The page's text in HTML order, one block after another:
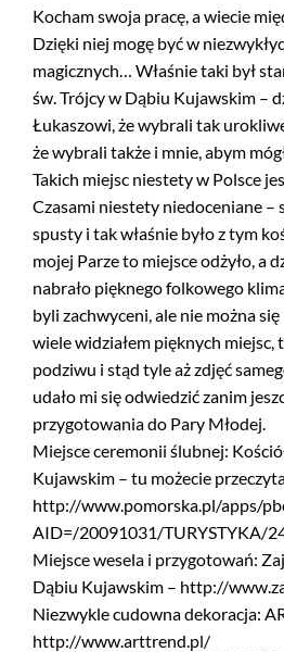
Kocham swoja pracę, a wiecie
Dzięki niej mogę być w
magicznych… Właśnie taki był
św. Trójcy w Dąbiu Kujawskim –
Łukaszowi, że wybrali tak
że wybrali także i mnie, abym
Takich miejsc niestety w Polsce
Czasami niestety niedoceniane –
spusty i tak właśnie było z tym
mojej Parze to miejsce odżyło, a
nabrało pięknego folkowego
byli zachwyceni, ale nie można
wiele widziałem pięknych miejsc,
podziwu i stąd tyle aż zdjęć
udało mi się odwiedzić zanim
przygotowania do Pary Młodej.
Miejsce ceremonii ślubnej:
Kujawskim – tu możecie
http://www.pomorska.pl/apps/
AID=/20091031/TURYSTYKA/
Miejsce wesela i przygotowań:
Dąbiu Kujawskim – http://
Niezwykle cudowna dekoracja:
http://www.arttrend.pl/